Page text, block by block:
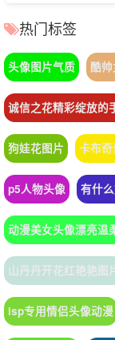
热门标签
头像图片气质 酷
诚信之花精彩绽放的
狗娃花图片 卡布
p5人物头像 有什
动漫美女头像漂亮温
山丹丹开花红艳艳图
lsp专用情侣头像动漫